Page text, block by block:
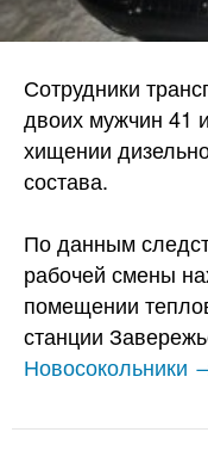
Сотрудники
двоих мужчин 41
хищении
состава.
По данным
рабочей смены
помещении
станции
Новосокольники